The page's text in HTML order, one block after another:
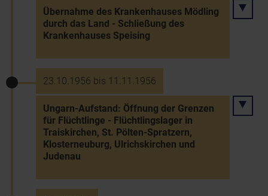
Übernahme des Krankenhauses Mödling
durch das Land - Schließung des
Krankenhauses Speising
23.10.1956 bis 11.11.1956
Ungarn-Aufstand: Öffnung der Grenzen
für Flüchtlinge - Flüchtlingslager in
Traiskirchen, St. Pölten-Spratzern,
Klosterneuburg, Ulrichskirchen und
Judenau